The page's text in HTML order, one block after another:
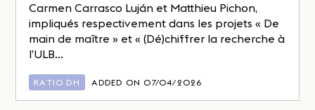
Carmen Carrasco Luján et Matthieu Pichon,
impliqués respectivement dans les projets « De
main de maître » et « (Dé)chiffrer la recherche à
l’ULB...
RATIO DH ADDED ON 07/04/2026